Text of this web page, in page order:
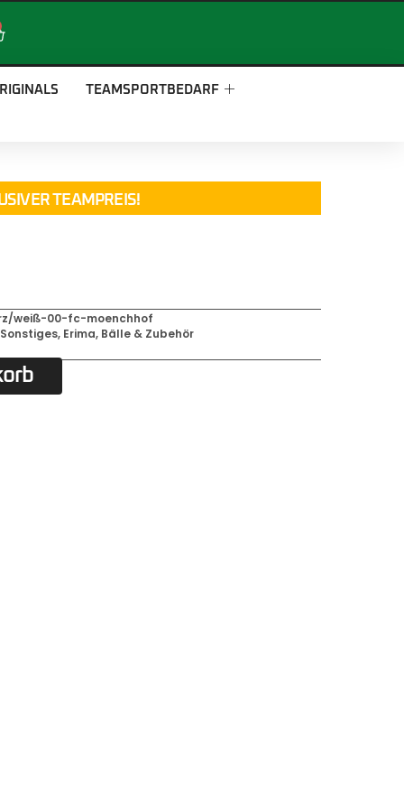
TEAMSPORTBEDARF
TEAMPREIS!
weiß-00-fc-moenchhof
Sonstiges, Erima, Bälle & Zubehör